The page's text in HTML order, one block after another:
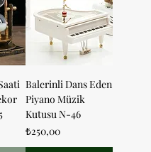
Balerinli Dans Eden
Piyano Müzik
Kutusu N-46
Fiyat
₺250,00